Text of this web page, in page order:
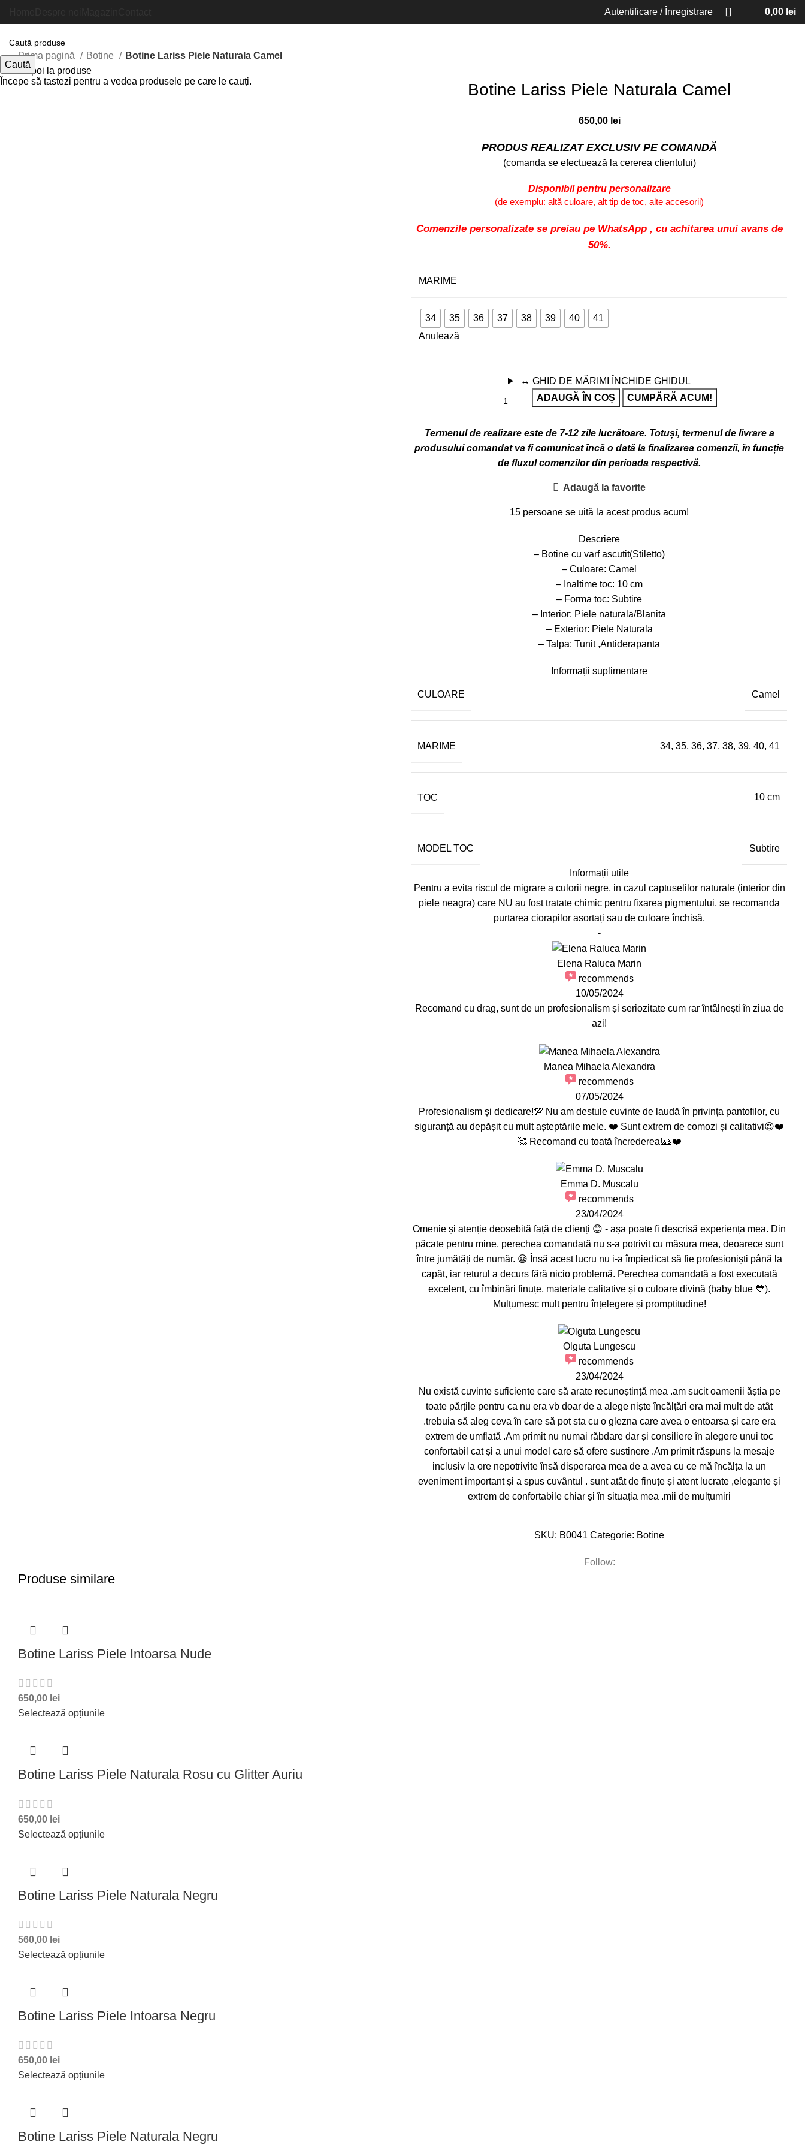
Autentificare / Înregistrare 0,00 lei
Prima pagină Botine
Botine Lariss Piele Naturala Camel
Inapoi la produse
Botine Lariss Piele Naturala Camel
650,00 lei
PRODUS REALIZAT EXCLUSIV PE COMANDĂ
(comanda se efectuează la cererea clientului)
Disponibil pentru personalizare
(de exemplu: altă culoare, alt tip de toc, alte accesorii)
Comenzile personalizate se preiau pe WhatsApp , cu achitarea unui avans de
50%.
MARIME
34 35 36 37 38 39 40
41
Anulează
↔ GHID DE MĂRIMI
ÎNCHIDE GHIDUL
ADAUGĂ ÎN COȘ
CUMPĂRĂ ACUM!
Termenul de realizare este de 7-12 zile lucrătoare. Totuși, termenul de livrare a
produsului comandat va fi comunicat încă o dată la finalizarea comenzii, în funcție
de fluxul comenzilor din perioada respectivă.
Adaugă la favorite
15 persoane se uită la acest produs acum!
Descriere
– Botine cu varf ascutit(Stiletto)
– Culoare: Camel
– Inaltime toc: 10 cm
– Forma toc: Subtire
– Interior: Piele naturala/Blanita
– Exterior: Piele Naturala
– Talpa: Tunit ,Antiderapanta
Informații suplimentare
CULOARE Camel
MARIME 34, 35, 36, 37, 38, 39, 40, 41
TOC 10 cm
MODEL TOC Subtire
Informații utile
Pentru a evita riscul de migrare a culorii negre, in cazul captuselilor naturale (interior din
piele neagra) care NU au fost tratate chimic pentru fixarea pigmentului, se recomanda
purtarea ciorapilor asortați sau de culoare închisă.
-
Elena Raluca Marin
recommends
10/05/2024
Recomand cu drag, sunt de un profesionalism și seriozitate cum rar întâlnești în ziua de
azi!
Manea Mihaela Alexandra
recommends
07/05/2024
Profesionalism și dedicare!💯 Nu am destule cuvinte de laudă în privința pantofilor, cu
siguranță au depășit cu mult așteptările mele. ❤️ Sunt extrem de comozi și calitativi😍❤️
🥰 Recomand cu toată încrederea!🙏❤️
Emma D. Muscalu
recommends
23/04/2024
Omenie și atenție deosebită față de clienți 😊 - așa poate fi descrisă experiența mea. Din
păcate pentru mine, perechea comandată nu s-a potrivit cu măsura mea, deoarece sunt
între jumătăți de număr. 😪 Însă acest lucru nu i-a împiedicat să fie profesioniști până la
capăt, iar returul a decurs fără nicio problemă. Perechea comandată a fost executată
excelent, cu îmbinări finuțe, materiale calitative și o culoare divină (baby blue 💙).
Mulțumesc mult pentru înțelegere și promptitudine!
Olguta Lungescu
recommends
23/04/2024
Nu există cuvinte suficiente care să arate recunoștință mea .am sucit oamenii ăștia pe
toate părțile pentru ca nu era vb doar de a alege niște încălțări era mai mult de atât
.trebuia să aleg ceva în care să pot sta cu o glezna care avea o entoarsa și care era
extrem de umflată .Am primit nu numai răbdare dar și consiliere în alegere unui toc
confortabil cat și a unui model care să ofere sustinere .Am primit răspuns la mesaje
inclusiv la ore nepotrivite însă disperarea mea de a avea cu ce mă încălța la un
eveniment important și a spus cuvântul . sunt atât de finuțe și atent lucrate ,elegante și
extrem de confortabile chiar și în situația mea .mii de mulțumiri
SKU: B0041 Categorie: Botine
Follow:
Produse similare
Botine Lariss Piele Intoarsa Nude
650,00 lei
Selectează opțiunile
Botine Lariss Piele Naturala Rosu cu Glitter Auriu
650,00 lei
Selectează opțiunile
Botine Lariss Piele Naturala Negru
560,00 lei
Selectează opțiunile
Botine Lariss Piele Intoarsa Negru
650,00 lei
Selectează opțiunile
Botine Lariss Piele Naturala Negru
Caută
Începe să tastezi pentru a vedea produsele pe care le cauți.